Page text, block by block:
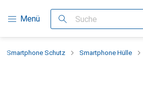
Navigation nach Kategorien
Menü Suche
Smartphone Schutz Smartphone Hülle